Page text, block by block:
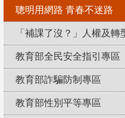
聰明用網路 青春不迷路
「補課了沒？」人權及轉
教育部全民安全指引專區
教育部詐騙防制專區
教育部性別平等專區